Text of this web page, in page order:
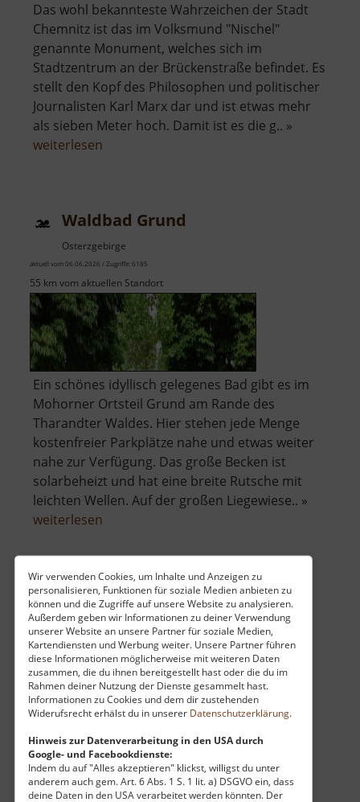
Wir verwenden Cookies, um Inhalte und Anzeigen zu
personalisieren, Funktionen für soziale Medien anbieten zu
können und die Zugriffe auf unsere Website zu analysieren.
Außerdem geben wir Informationen zu deiner Verwendung
unserer Website an unsere Partner für soziale Medien,
Kartendiensten und Werbung weiter. Unsere Partner führen
diese Informationen möglicherweise mit weiteren Daten
zusammen, die du ihnen bereitgestellt hast oder die du im
Rahmen deiner Nutzung der Dienste gesammelt hast.
Informationen zu Cookies und dem dir zustehenden
Widerufsrecht erhälst du in unserer Datenschutzerklärung.
Hinweis zur Datenverarbeitung in den USA durch
Google- und Facebookdienste:
Indem du auf "Alles akzeptieren" klickst, willigst du unter
anderem auch gem. Art. 6 Abs. 1 S. 1 lit. a) DSGVO ein, dass
deine Daten in den USA verarbeitet werden könnten. Der
Das wohl bekannteste Wahrzeichen der Stadt
Chemnitz ist das im Volksmund "Nischel"
genannte Monument, welches sich im
Stadtzentrum an der Brückenstraße befindet. Es
stellt den Kopf des Philosophen und politischer
Journalisten Karl Marx dar und ist etwas mehr
als sieben Meter hoch. Damit ist es die g.. »
weiterlesen
Waldbad Grund
Osterzgebirge
aktuell vom 06.06.2026 / Zugriffe: 6185
55 km vom aktuellen Standort
Ein schönes idyllisch gelegenes Bad gibt es im
Mohorner Ortsteil Grund am Rande des
Tharandter Waldes. Hier stehen jede Menge
kostenfreier Parkplätze nahe und etwas weiter
nahe zur Verfügung. Das große Becken ist
solarbeheizt und hat eine breite Rutsche mit
leichten Wellen. Auf der großen Liegewiese.. »
weiterlesen
Grund
Schönherrpark
Erzgebirgsvorland
27 km vom aktuellen Standort
Einst wohl eine richtige Schönheit, jetzt leider
dem Verfall ein wenig preisgegeben, liegt der
Schönherrpark direkt neben der